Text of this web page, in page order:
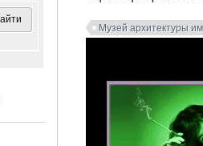
Музей архитектуры